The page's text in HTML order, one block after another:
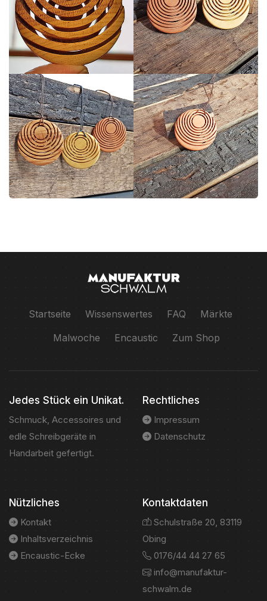
Startseite Wissenswertes FAQ
Märkte
Malwoche
Encaustic Zum Shop
Jedes Stück ein Unikat.
Schmuck, Accessoires und
edle Schreibgeräte in
Handarbeit gefertigt.
Rechtliches
Impressum
Datenschutz
Nützliches
Kontakt
Inhaltsverzeichnis
Encaustic-Ecke
Kontaktdaten
Schulstraße 20, 83119
Obing
0176/44 44 27 65
info@manufaktur-
schwalm.de